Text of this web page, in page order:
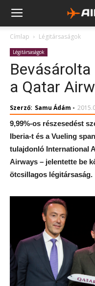
Címlap Légitársaságok
Légitársaságok
a Qatar
Szerző: Samu Ádám -
9,99%-os részesedést
Iberia-t és a Vueling
tulajdonló International
Airways – jelentette be
ötcsillagos légitársaság.